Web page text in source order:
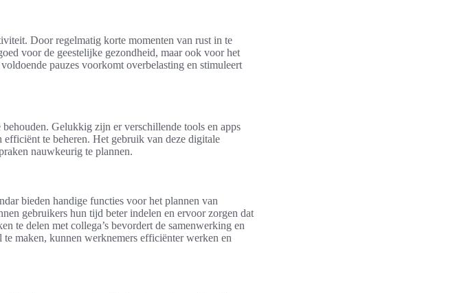
Door regelmatig korte momenten van rust in te
voor de geestelijke gezondheid, maar ook voor het
pauzes voorkomt overbelasting en stimuleert
Gelukkig zijn er verschillende tools en apps
te beheren. Het gebruik van deze digitale
nauwkeurig te plannen.
bieden handige functies voor het plannen van
gebruikers hun tijd beter indelen en ervoor zorgen dat
te delen met collega’s bevordert de samenwerking en
maken, kunnen werknemers efficiënter werken en